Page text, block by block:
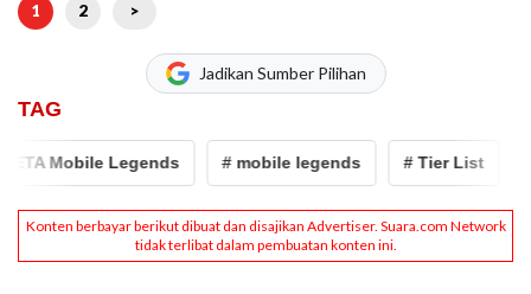
1 2 >
Jadikan Sumber Pilihan
TAG
Mobile Legends # mobile legends # Tier List